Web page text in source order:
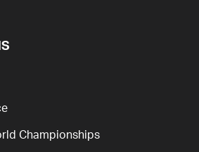
Championships